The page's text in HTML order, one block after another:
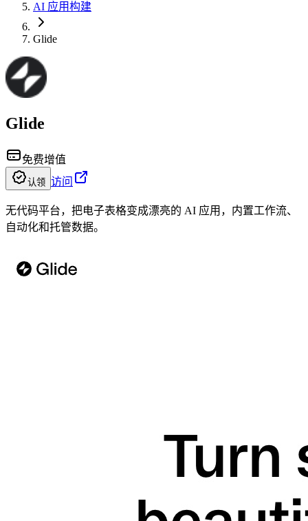
AI 应用构建
Glide
Glide
免费增值
认领 访问
无代码平台，把电子表格变成漂亮的 AI 应用，内置工作流、
自动化和托管数据。